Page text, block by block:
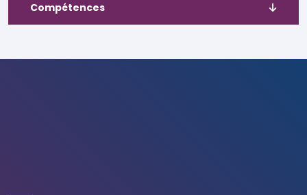
Compétences